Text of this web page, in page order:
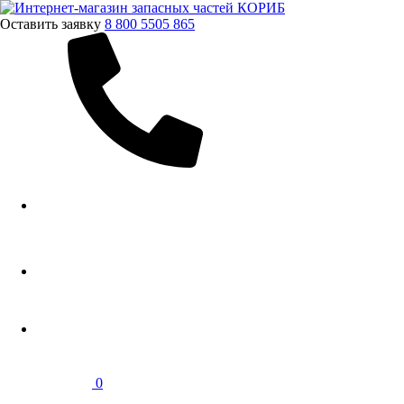
Оставить заявку 8 800 5505 865
0